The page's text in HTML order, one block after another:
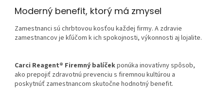
Moderný benefit, ktorý má zmysel
Zamestnanci sú chrbtovou kosťou každej firmy. A zdravie
zamestnancov je kľúčom k ich spokojnosti, výkonnosti aj lojalite.
Carci Reagent® Firemný balíčekponúka inovatívny spôsob,
ako prepojiť zdravotnú prevenciu s firemnou kultúrou a
poskytnúť zamestnancom skutočne hodnotný benefit.